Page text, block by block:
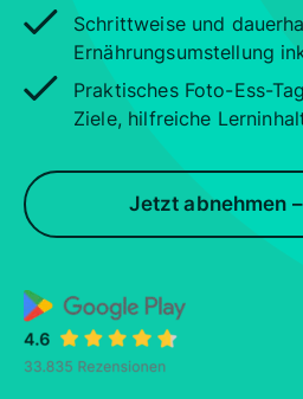
Schrittweise und
Ernährungsumstellung
Praktisches Foto-Ess-
Ziele, hilfreiche
Jetzt abnehmen